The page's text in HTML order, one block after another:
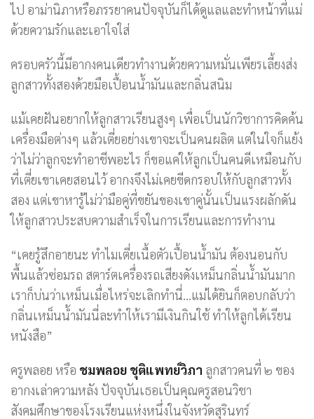
ไป อาม่านิภาหรือภรรยาคนปัจจุบันก็ได้ดูแลและทำหน้าที่แม่
ด้วยความรักและเอาใจใส่
ครอบครัวนี้มีอากงคนเดียวทำงานด้วยความหมั่นเพียรเลี้ยงส่ง
ลูกสาวทั้งสองด้วยมือเปื้อนน้ำมันและกลิ่นสนิม
แม้เคยฝันอยากให้ลูกสาวเรียนสูงๆ เพื่อเป็นนักวิชาการคิดค้น
เครื่องมือต่างๆ แล้วเตี่ยอย่างเขาจะเป็นคนผลิต แต่ในใจก็แย้ง
ว่าไม่ว่าลูกจะทำอาชีพอะไร ก็ขอแค่ให้ลูกเป็นคนดีเหมือนกับ
ที่เตี่ยเขาเคยสอนไว้ อากงจึงไม่เคยขีดกรอบให้กับลูกสาวทั้ง
สอง แต่เขาหารู้ไม่ว่ามือคู่ที่ขยันของเขาคู่นั้นเป็นแรงผลักดัน
ให้ลูกสาวประสบความสำเร็จในการเรียนและการทำงาน
“เคยรู้สึกอายนะ ทำไมเตี่ยเนื้อตัวเปื้อนน้ำมัน ต้องนอนกับ
พื้นแล้วซ่อมรถ สตาร์ตเครื่องรถเสียงดังเหม็นกลิ่นน้ำมันมาก
เราก็บ่นว่าเหม็นเมื่อไหร่จะเลิกทำนี่…แม่ได้ยินก็ตอบกลับว่า
กลิ่นเหม็นน้ำมันนี่ละทำให้เรามีเงินกินใช้ ทำให้ลูกได้เรียน
หนังสือ”
ครูพลอย หรือ ชมพลอย ชุติแพทย์วิภา ลูกสาวคนที่ ๒ ของ
อากงเล่าความหลัง ปัจจุบันเธอเป็นคุณครูสอนวิชา
สังคมศึกษาของโรงเรียนแห่งหนึ่งในจังหวัดสุรินทร์